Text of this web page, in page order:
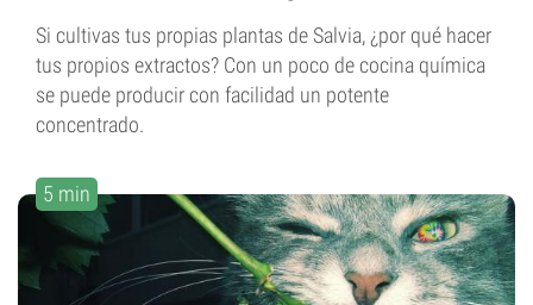
Si cultivas tus propias plantas de Salvia, ¿por qué hacer
tus propios extractos? Con un poco de cocina química
se puede producir con facilidad un potente
concentrado.
5 min